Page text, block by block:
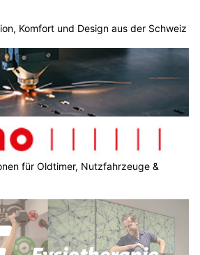
Komfort und Design aus der Schweiz
für Oldtimer, Nutzfahrzeuge &